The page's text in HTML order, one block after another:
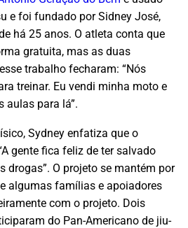
e foi fundado por Sidney José,
há 25 anos. O atleta conta que
gratuita, mas as duas
trabalho fecharam: “Nós
treinar. Eu vendi minha moto e
aulas para lá”.
Sydney enfatiza que o
gente fica feliz de ter salvado
drogas”. O projeto se mantém por
algumas famílias e apoiadores
com o projeto. Dois
do Pan-Americano de jiu-